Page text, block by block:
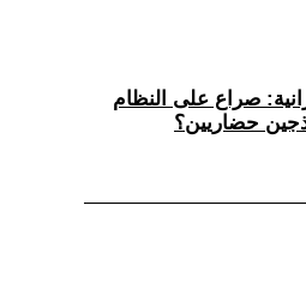
صراع على النظام
حضاريين؟